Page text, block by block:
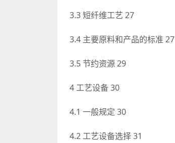
3.3 短纤维工艺 27
3.4 主要原料和产品的标准 27
3.5 节约资源 29
4 工艺设备 30
4.1 一般规定 30
4.2 工艺设备选择 31